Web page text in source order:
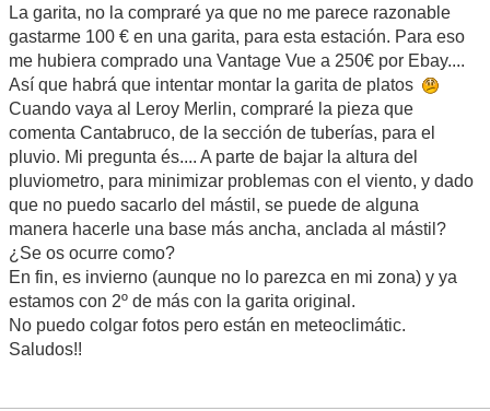
La garita, no la compraré ya que no me parece razonable
gastarme 100 € en una garita, para esta estación. Para eso
me hubiera comprado una Vantage Vue a 250€ por Ebay....
Así que habrá que intentar montar la garita de platos
Cuando vaya al Leroy Merlin, compraré la pieza que
comenta Cantabruco, de la sección de tuberías, para el
pluvio. Mi pregunta és.... A parte de bajar la altura del
pluviometro, para minimizar problemas con el viento, y dado
que no puedo sacarlo del mástil, se puede de alguna
manera hacerle una base más ancha, anclada al mástil?
¿Se os ocurre como?
En fin, es invierno (aunque no lo parezca en mi zona) y ya
estamos con 2º de más con la garita original.
No puedo colgar fotos pero están en meteoclimátic.
Saludos!!